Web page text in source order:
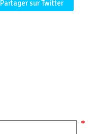
Partager sur Twitter